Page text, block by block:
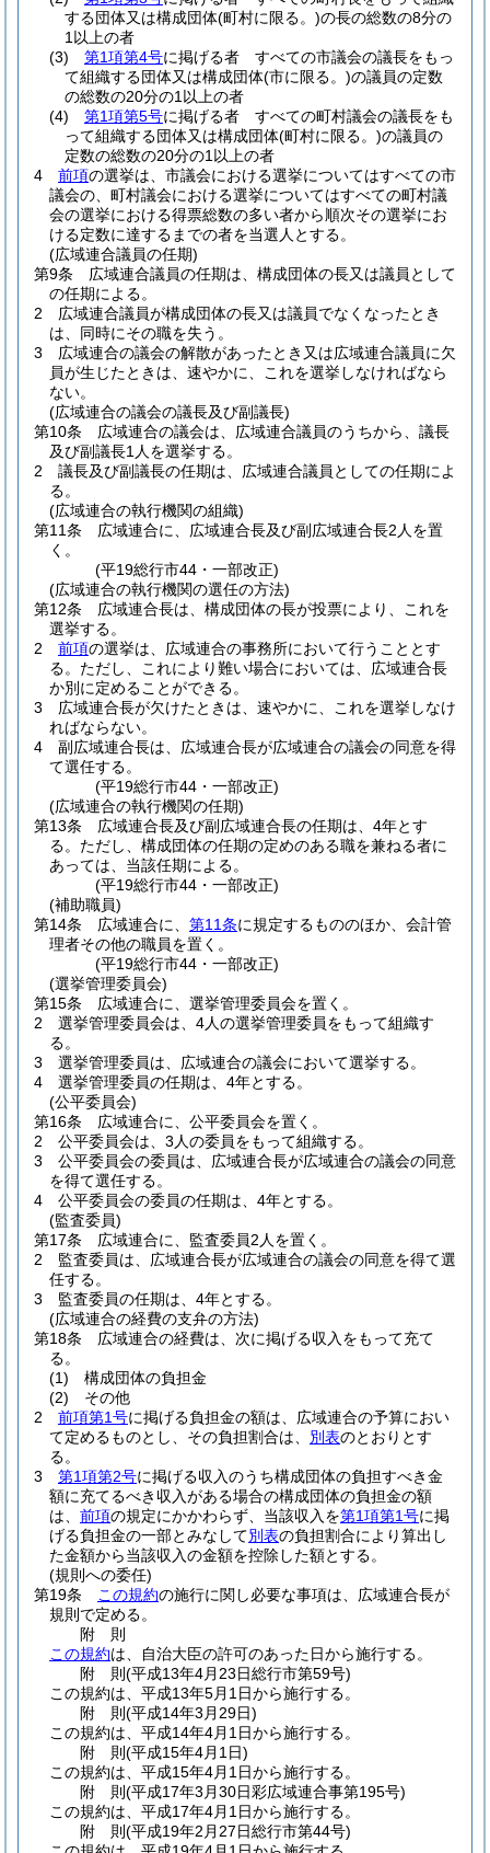
する団体又は構成団体(町村に限る。)の長の総数の8分の
1以上の者
(3)
第1項第4号に掲げる者 すべての市議会の議長をもっ
て組織する団体又は構成団体(市に限る。)の議員の定数
の総数の20分の1以上の者
(4)
第1項第5号に掲げる者 すべての町村議会の議長をも
って組織する団体又は構成団体(町村に限る。)の議員の
定数の総数の20分の1以上の者
4
前項の選挙は、市議会における選挙についてはすべての市
議会の、町村議会における選挙についてはすべての町村議
会の選挙における得票総数の多い者から順次その選挙にお
ける定数に達するまでの者を当選人とする。
(広域連合議員の任期)
第9条
広域連合議員の任期は、構成団体の長又は議員として
の任期による。
2
広域連合議員が構成団体の長又は議員でなくなったとき
は、同時にその職を失う。
3
広域連合の議会の解散があったとき又は広域連合議員に欠
員が生じたときは、速やかに、これを選挙しなければなら
ない。
(広域連合の議会の議長及び副議長)
第10条
広域連合の議会は、広域連合議員のうちから、議長
及び副議長1人を選挙する。
2
議長及び副議長の任期は、広域連合議員としての任期によ
る。
(広域連合の執行機関の組織)
第11条
広域連合に、広域連合長及び副広域連合長2人を置
く。
(平19総行市44・一部改正)
(広域連合の執行機関の選任の方法)
第12条
広域連合長は、構成団体の長が投票により、これを
選挙する。
2
前項の選挙は、広域連合の事務所において行うこととす
る。 ただし、これにより難い場合においては、広域連合長
か別に定めることができる。
3
広域連合長が欠けたときは、速やかに、これを選挙しなけ
ればならない。
4
副広域連合長は、広域連合長が広域連合の議会の同意を得
て選任する。
(平19総行市44・一部改正)
(広域連合の執行機関の任期)
第13条
広域連合長及び副広域連合長の任期は、4年とす
る。 ただし、構成団体の任期の定めのある職を兼ねる者に
あっては、当該任期による。
(平19総行市44・一部改正)
(補助職員)
第14条
広域連合に、 第11条に規定するもののほか、会計管
理者その他の職員を置く。
(平19総行市44・一部改正)
(選挙管理委員会)
第15条
広域連合に、選挙管理委員会を置く。
2
選挙管理委員会は、4人の選挙管理委員をもって組織す
る。
3
選挙管理委員は、広域連合の議会において選挙する。
4
選挙管理委員の任期は、4年とする。
(公平委員会)
第16条
広域連合に、公平委員会を置く。
2
公平委員会は、3人の委員をもって組織する。
3
公平委員会の委員は、広域連合長が広域連合の議会の同意
を得て選任する。
4
公平委員会の委員の任期は、4年とする。
(監査委員)
第17条
広域連合に、監査委員2人を置く。
2
監査委員は、広域連合長が広域連合の議会の同意を得て選
任する。
3
監査委員の任期は、4年とする。
(広域連合の経費の支弁の方法)
第18条
広域連合の経費は、次に掲げる収入をもって充て
る。
(1)
構成団体の負担金
(2)
その他
2
前項第1号に掲げる負担金の額は、広域連合の予算におい
て定めるものとし、その負担割合は、 別表のとおりとす
る。
3
第1項第2号に掲げる収入のうち構成団体の負担すべき金
額に充てるべき収入がある場合の構成団体の負担金の額
は、 前項の規定にかかわらず、当該収入を第1項第1号に掲
げる負担金の一部とみなして別表の負担割合により算出し
た金額から当該収入の金額を控除した額とする。
(規則への委任)
第19条
この規約の施行に関し必要な事項は、広域連合長が
規則で定める。
附 則
この規約は、自治大臣の許可のあった日から施行する。
附 則(平成13年4月23日総行市第59号)
この規約は、平成13年5月1日から施行する。
附 則(平成14年3月29日)
この規約は、平成14年4月1日から施行する。
附 則(平成15年4月1日)
この規約は、平成15年4月1日から施行する。
附 則(平成17年3月30日彩広域連合事第195号)
この規約は、平成17年4月1日から施行する。
附 則(平成19年2月27日総行市第44号)